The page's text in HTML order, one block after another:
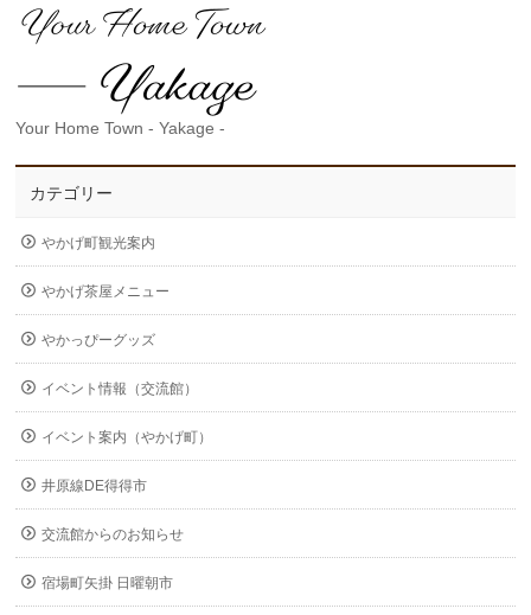
Your Home Town - Yakage -
カテゴリー
やかげ町観光案内
やかげ茶屋メニュー
やかっぴーグッズ
イベント情報（交流館）
イベント案内（やかげ町）
井原線DE得得市
交流館からのお知らせ
宿場町矢掛 日曜朝市